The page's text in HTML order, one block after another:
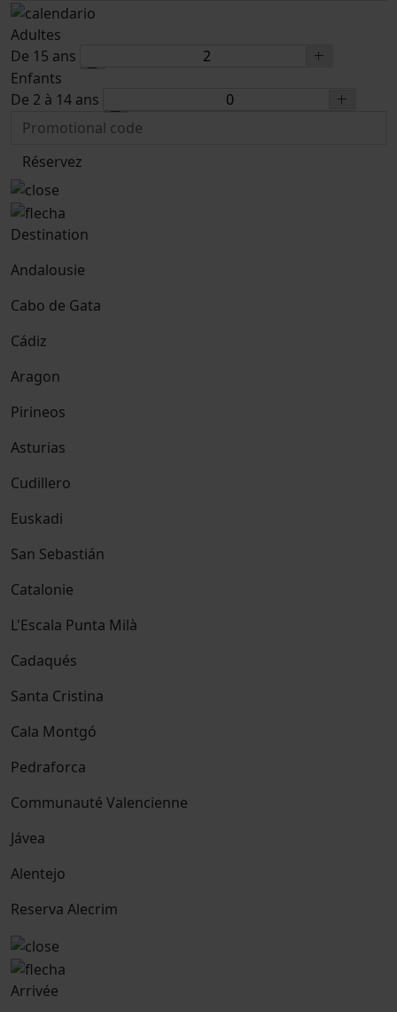
Adultes
De 15 ans
Enfants
De 2 à 14 ans
Réservez
Destination
Andalousie
Cabo de Gata
Cádiz
Aragon
Pirineos
Asturias
Cudillero
Euskadi
San Sebastián
Catalonie
L'Escala Punta Milà
Cadaqués
Santa Cristina
Cala Montgó
Pedraforca
Communauté Valencienne
Jávea
Alentejo
Reserva Alecrim
Arrivée